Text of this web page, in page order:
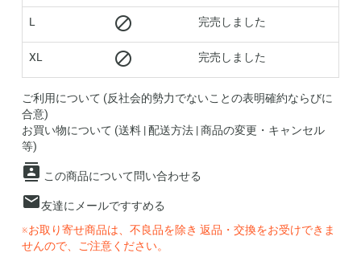
L 完売しました
XL 完売しました
ご利用について (反社会的勢力でないことの表明確約ならびに
合意)
お買い物について (送料 | 配送方法 | 商品の変更・キャンセル
等)
この商品について問い合わせる
友達にメールですすめる
※お取り寄せ商品は、不良品を除き 返品・交換をお受けできま
せんので、ご注意ください。